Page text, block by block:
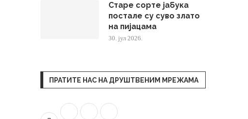
Старе сорте јабука
постале су суво злато
на пијацама
30. јул 2026.
ПРАТИТЕ НАС НА ДРУШТВЕНИМ МРЕЖАМА